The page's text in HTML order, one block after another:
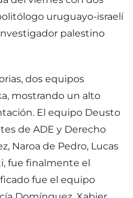
uruguayo-israelí
palestino
dos equipos
mostrando un alto
El equipo Deusto
de ADE y Derecho
Naroa de Pedro, Lucas
fue finalmente el
fue el equipo